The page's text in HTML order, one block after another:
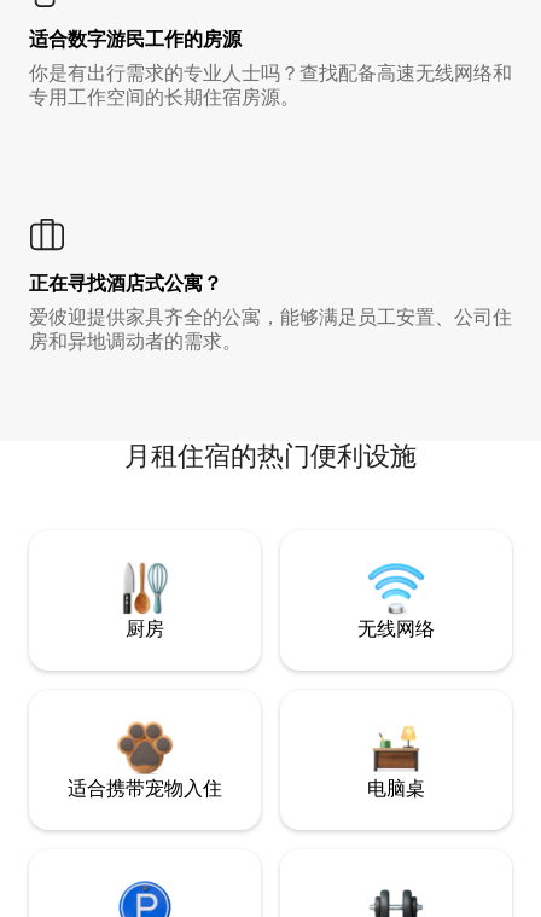
适合数字游民工作的房源
你是有出行需求的专业人士吗？查找配备高速无线网络和
专用工作空间的长期住宿房源。
正在寻找酒店式公寓？
爱彼迎提供家具齐全的公寓，能够满足员工安置、公司住
房和异地调动者的需求。
月租住宿的热门便利设施
厨房 无线网络
适合携带宠物入住 电脑桌